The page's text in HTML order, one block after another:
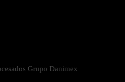
Grupo Danimex